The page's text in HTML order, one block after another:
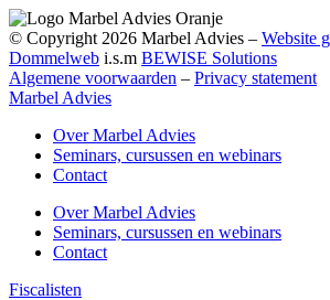
© Copyright 2026 Marbel Advies – Website
Dommelweb i.s.m BEWISE Solutions
Algemene voorwaarden – Privacy statement
Marbel Advies
Over Marbel Advies
Seminars, cursussen en webinars
Contact
Over Marbel Advies
Seminars, cursussen en webinars
Contact
Fiscalisten